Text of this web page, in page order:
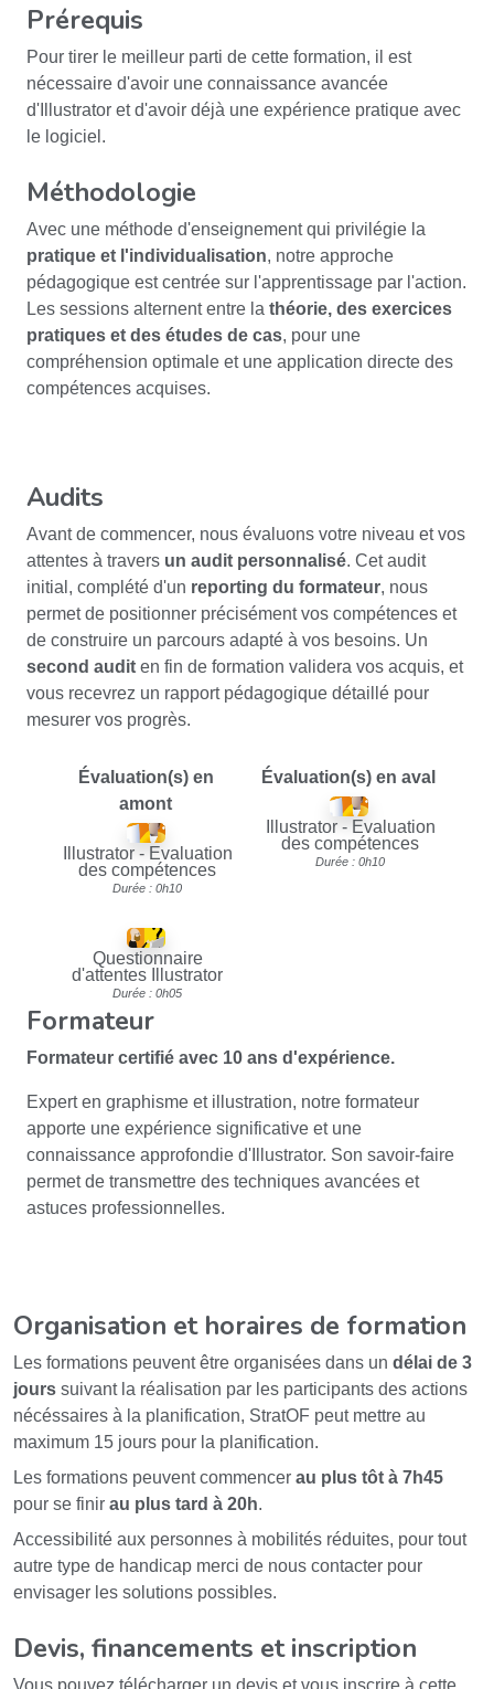
Prérequis
Pour tirer le meilleur parti de cette formation, il est
nécessaire d'avoir une connaissance avancée
d'Illustrator et d'avoir déjà une expérience pratique avec
le logiciel.
Méthodologie
Avec une méthode d'enseignement qui privilégie la
pratique et l'individualisation, notre approche
pédagogique est centrée sur l'apprentissage par l'action.
Les sessions alternent entre la théorie, des exercices
pratiques et des études de cas, pour une
compréhension optimale et une application directe des
compétences acquises.
Audits
Avant de commencer, nous évaluons votre niveau et vos
attentes à travers un audit personnalisé. Cet audit
initial, complété d'un reporting du formateur, nous
permet de positionner précisément vos compétences et
de construire un parcours adapté à vos besoins. Un
second audit en fin de formation validera vos acquis, et
vous recevrez un rapport pédagogique détaillé pour
mesurer vos progrès.
Évaluation(s) en
amont
Illustrator - Evaluation
des compétences
Durée : 0h10
Questionnaire
d'attentes Illustrator
Durée : 0h05
Évaluation(s) en aval
Illustrator - Evaluation
des compétences
Durée : 0h10
Formateur
Formateur certifié avec 10 ans d'expérience.
Expert en graphisme et illustration, notre formateur
apporte une expérience significative et une
connaissance approfondie d'Illustrator. Son savoir-faire
permet de transmettre des techniques avancées et
astuces professionnelles.
Organisation et horaires de formation
Les formations peuvent être organisées dans un délai de 3
jours suivant la réalisation par les participants des actions
nécéssaires à la planification, StratOF peut mettre au
maximum 15 jours pour la planification.
Les formations peuvent commencer au plus tôt à 7h45
pour se finir au plus tard à 20h.
Accessibilité aux personnes à mobilités réduites, pour tout
autre type de handicap merci de nous contacter pour
envisager les solutions possibles.
Devis, financements et inscription